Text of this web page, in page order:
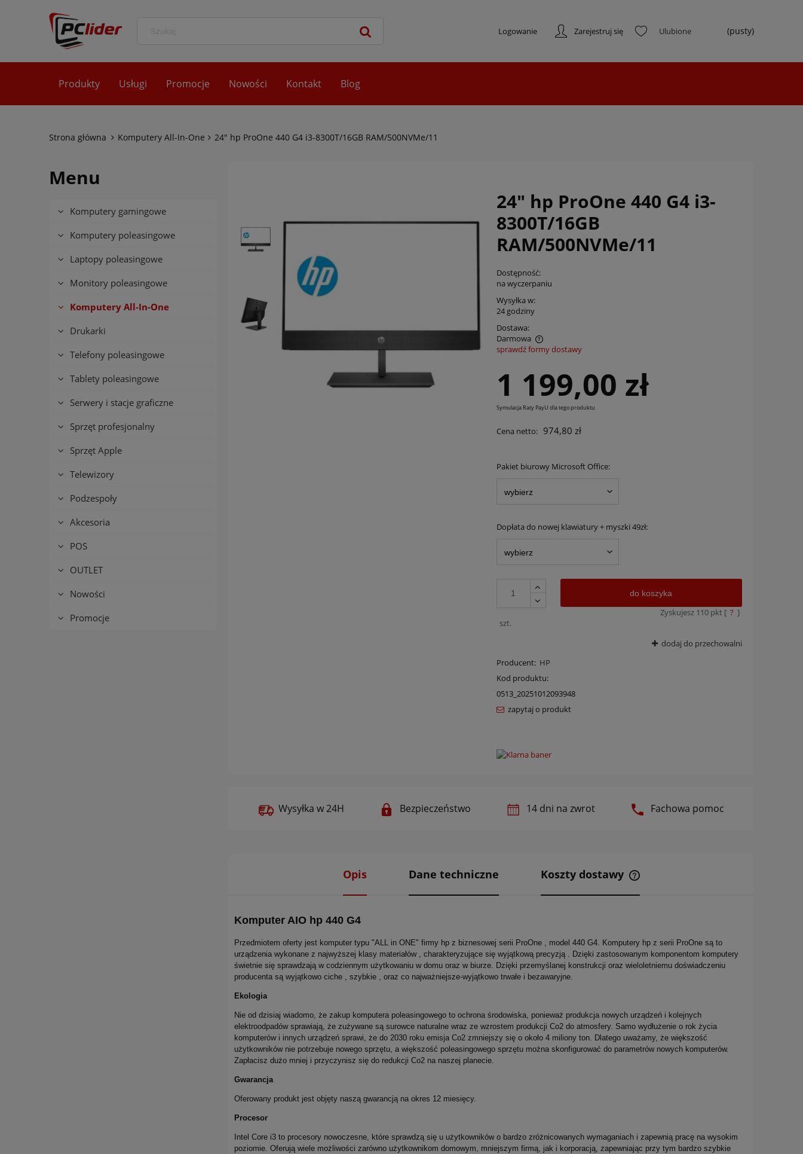
Zarejestruj się
Logowanie (pusty)
Produkty Usługi Promocje Nowości Kontakt Blog
Strona główna Komputery All-In-One 24" hp ProOne 440 G4 i3-8300T/16GB RAM/500NVMe/11
Menu
Komputery gamingowe
Komputery poleasingowe
Laptopy poleasingowe
Monitory poleasingowe
Komputery All-In-One
Drukarki
Telefony poleasingowe
Tablety poleasingowe
Serwery i stacje graficzne
Sprzęt profesjonalny
Sprzęt Apple
Telewizory
Podzespoły
Akcesoria
POS
OUTLET
Nowości
Promocje
24" hp ProOne 440 G4 i3-
8300T/16GB
RAM/500NVMe/11
Dostępność:
na wyczerpaniu
Wysyłka w:
24 godziny
Dostawa:
Darmowa
płatności
sprawdź formy dostawy
1 199,00 zł
Symulacja Raty PayU dla tego produktu
Cena netto: 974,80 zł
Pakiet biurowy Microsoft Office:
Dopłata do nowej klawiatury + myszki 49zł:
szt.
do koszyka
Zyskujesz 110pkt [ ? ]
dodaj do przechowalni
Producent: HP
Kod produktu:
0513_20251012093948
zapytaj o produkt
Wysyłka w 24H Bezpieczeństwo 14 dni na zwrot Fachowa pomoc
Opis Dane techniczne Koszty dostawy
Komputer AIO hp 440 G4
Przedmiotem oferty jest komputer typu "ALL in ONE" firmy hp z biznesowej serii ProOne , model 440 G4. Komputery hp z serii ProOne są to
urządzenia wykonane z najwyższej klasy materiałów , charakteryzujące się wyjątkową precyzją . Dzięki zastosowanym komponentom komputery
świetnie się sprawdzają w codziennym użytkowaniu w domu oraz w biurze. Dzięki przemyślanej konstrukcji oraz wieloletniemu doświadczeniu
producenta są wyjątkowo ciche , szybkie , oraz co najważniejsze-wyjątkowo trwałe i bezawaryjne.
Ekologia
Nie od dzisiaj wiadomo, że zakup komputera poleasingowego to ochrona środowiska, ponieważ produkcja nowych urządzeń i kolejnych
elektroodpadów sprawiają, że zużywane są surowce naturalne wraz ze wzrostem produkcji Co2 do atmosfery. Samo wydłużenie o rok życia
komputerów i innych urządzeń sprawi, że do 2030 roku emisja Co2 zmniejszy się o około 4 miliony ton. Dlatego uważamy, że większość
użytkowników nie potrzebuje nowego sprzętu, a większość poleasingowego sprzętu można skonfigurować do parametrów nowych komputerów.
Zapłacisz dużo mniej i przyczynisz się do redukcji Co2 na naszej planecie.
Gwarancja
Oferowany produkt jest objęty naszą gwarancją na okres 12 miesięcy.
Procesor
Intel Core i3 to procesory nowoczesne, które sprawdzą się u użytkowników o bardzo zróżnicowanych wymaganiach i zapewnią pracę na wysokim
poziomie. Oferują wiele możliwości zarówno użytkownikom domowym, mniejszym firmą, jak i korporacją, zapewniając przy tym bardzo szybkie